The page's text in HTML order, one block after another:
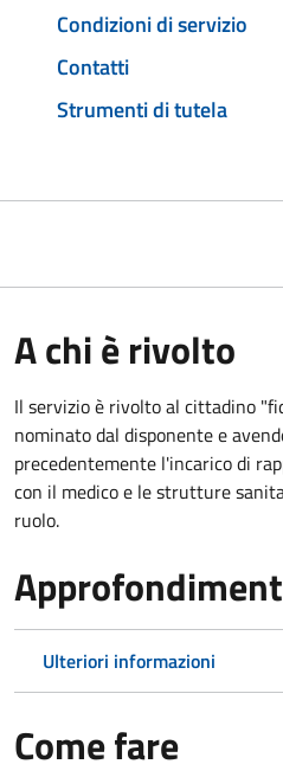
Condizioni di servizio
Contatti
Strumenti di tutela
A chi è rivolto
Il servizio è rivolto al cittadino
nominato dal disponente e
precedentemente l'incarico di
con il medico e le strutture
ruolo.
Ulteriori informazioni
Come fare